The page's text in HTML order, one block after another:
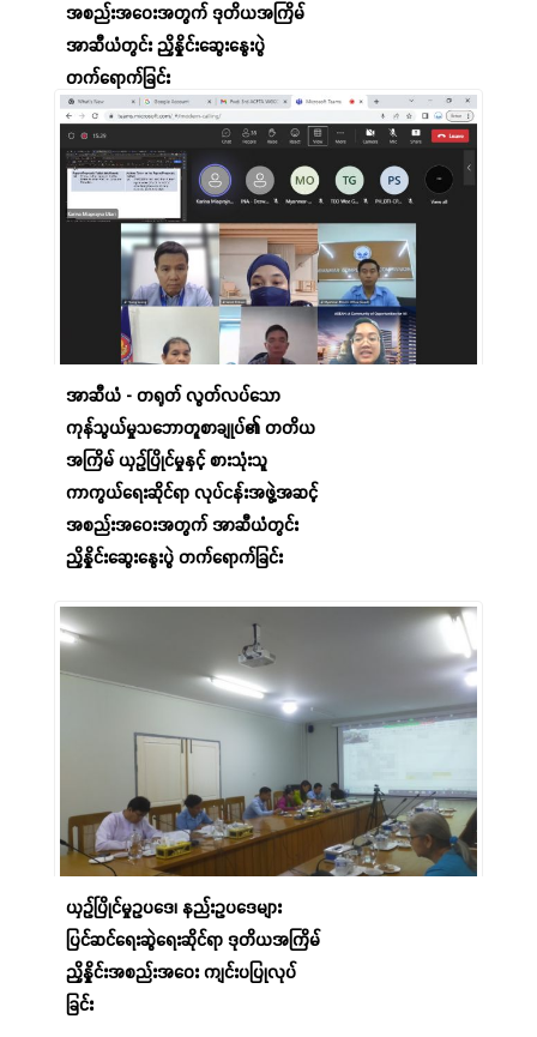
အစည်းအဝေးအတွက် ဒုတိယအကြိမ်
အာဆီယံတွင်း ညှိနှိုင်းဆွေးနွေးပွဲ
တက်ရောက်ခြင်း
10 Aug,2023
အာဆီယံ - တရုတ် လွတ်လပ်သော
ကုန်သွယ်မှုသဘောတူစာချုပ်၏ တတိယ
အကြိမ် ယှဉ်ပြိုင်မှုနှင့် စားသုံးသူ
ကာကွယ်ရေးဆိုင်ရာ လုပ်ငန်းအဖွဲ့အဆင့်
အစည်းအဝေးအတွက် အာဆီယံတွင်း
ညှိနှိုင်းဆွေးနွေးပွဲ တက်ရောက်ခြင်း
27 Jul,2023
ယှဉ်ပြိုင်မှုဥပဒေ၊ နည်းဥပဒေများ
ပြင်ဆင်ရေးဆွဲရေးဆိုင်ရာ ဒုတိယအကြိမ်
ညှိနှိုင်းအစည်းအဝေး ကျင်းပပြုလုပ်
ခြင်း